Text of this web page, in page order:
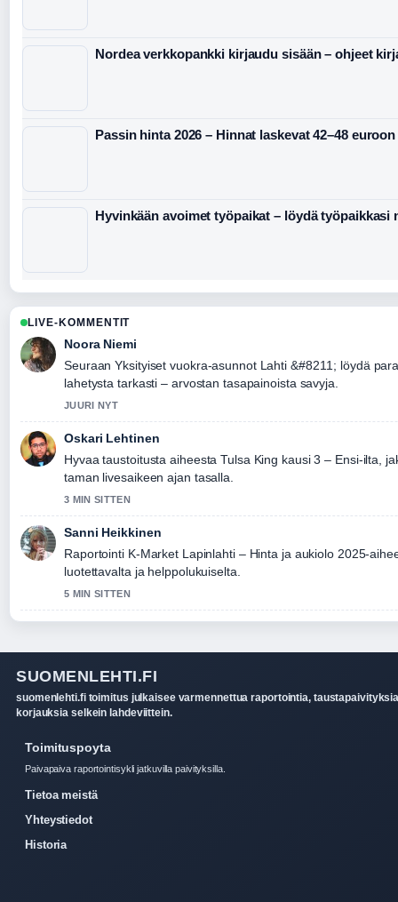
Nordea verkkopankki kirjaudu sisään – ohjeet
Passin hinta 2026 – Hinnat laskevat 42–48 euroon
Hyvinkään avoimet työpaikat – löydä työpaikkasi
LIVE-KOMMENTIT
Noora Niemi
Seuraan Yksityiset vuokra-asunnot Lahti &#8211; löydä
lahetysta tarkasti – arvostan tasapainoista savyja.
JUURI NYT
Oskari Lehtinen
Hyvaa taustoitusta aiheesta Tulsa King kausi 3 – Ensi-ilta,
taman livesaikeen ajan tasalla.
3 MIN SITTEN
Sanni Heikkinen
Raportointi K-Market Lapinlahti – Hinta ja aukiolo 2025-
luotettavalta ja helppolukuiselta.
5 MIN SITTEN
SUOMENLEHTI.FI
suomenlehti.fi toimitus julkaisee varmennettua raportointia,
korjauksia selkein lahdeviittein.
Toimituspoyta
Paivapaiva raportointisykli jatkuvilla paivityksilla.
Tietoa meistä
Yhteystiedot
Historia